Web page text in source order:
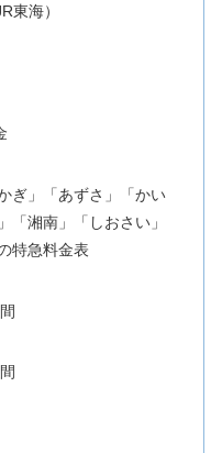
東海）
ぎ」「あずさ」「かい
「湘南」「しおさい」
特急料金表